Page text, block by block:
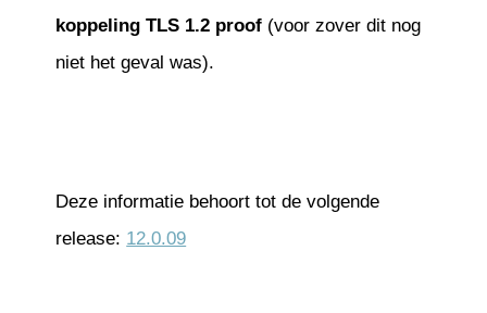
koppeling TLS 1.2 proof (voor zover dit nog
niet het geval was).
Deze informatie behoort tot de volgende
release: 12.0.09